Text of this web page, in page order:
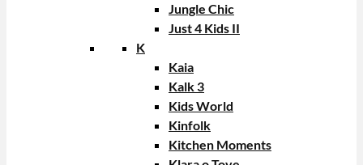
Jungle Chic
Just 4 Kids II
K
Kaia
Kalk 3
Kids World
Kinfolk
Kitchen Moments